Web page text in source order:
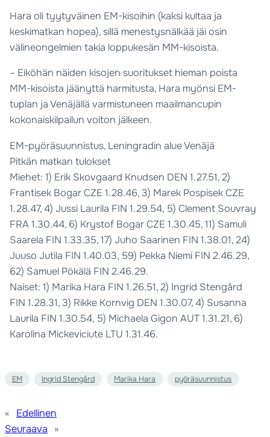
Hara oli tyytyväinen EM-kisoihin (kaksi kultaa ja
keskimatkan hopea), sillä menestysnälkää jäi osin
välineongelmien takia loppukesän MM-kisoista.
– Eiköhän näiden kisojen suoritukset hieman poista
MM-kisoista jäänyttä harmitusta, Hara myönsi EM-
tuplan ja Venäjällä varmistuneen maailmancupin
kokonaiskilpailun voiton jälkeen.
EM-pyöräsuunnistus, Leningradin alue Venäjä
Pitkän matkan tulokset
Miehet: 1) Erik Skovgaard Knudsen DEN 1.27.51, 2)
Frantisek Bogar CZE 1.28.46, 3) Marek Pospisek CZE
1.28.47, 4) Jussi Laurila FIN 1.29.54, 5) Clement Souvray
FRA 1.30.44, 6) Krystof Bogar CZE 1.30.45, 11) Samuli
Saarela FIN 1.33.35, 17) Juho Saarinen FIN 1.38.01, 24)
Juuso Jutila FIN 1.40.03, 59) Pekka Niemi FIN 2.46.29,
62) Samuel Pökälä FIN 2.46.29.
Naiset: 1) Marika Hara FIN 1.26.51, 2) Ingrid Stengård
FIN 1.28.31, 3) Rikke Kornvig DEN 1.30.07, 4) Susanna
Laurila FIN 1.30.54, 5) Michaela Gigon AUT 1.31.21, 6)
Karolina Mickeviciute LTU 1.31.46.
EM Ingrid Stengård Marika Hara pyöräsuunnistus
«
Edellinen
Seuraava
»